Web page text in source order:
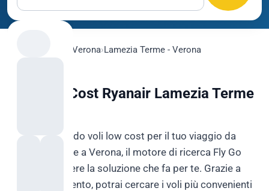
Verona›Lamezia Terme - Verona
Voli Low Cost Ryanair Lamezia Terme
Se stai cercando voli low cost per il tuo viaggio da
Lamezia Terme a Verona, il motore di ricerca Fly Go
potrebbe essere la soluzione che fa per te. Grazie a
questo strumento, potrai cercare i voli più convenienti